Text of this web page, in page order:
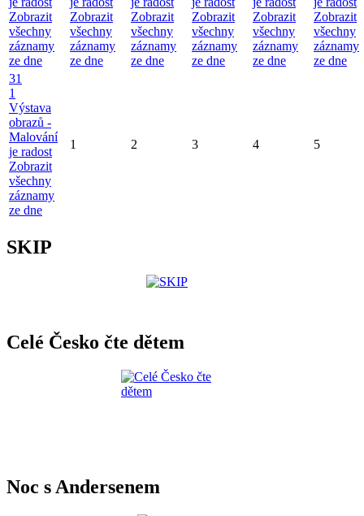
Zobrazit
všechny
záznamy
ze dne
Zobrazit
všechny
záznamy
ze dne
Zobrazit
všechny
záznamy
ze dne
Zobrazit
všechny
záznamy
ze dne
Zobrazit
všechny
záznamy
ze dne
Zobrazit
všechny
záznamy
ze dne
31
1
Výstava
obrazů -
Malování
je radost
Zobrazit
všechny
záznamy
ze dne
1 2 3 4 5
SKIP
Celé Česko čte dětem
Noc s Andersenem